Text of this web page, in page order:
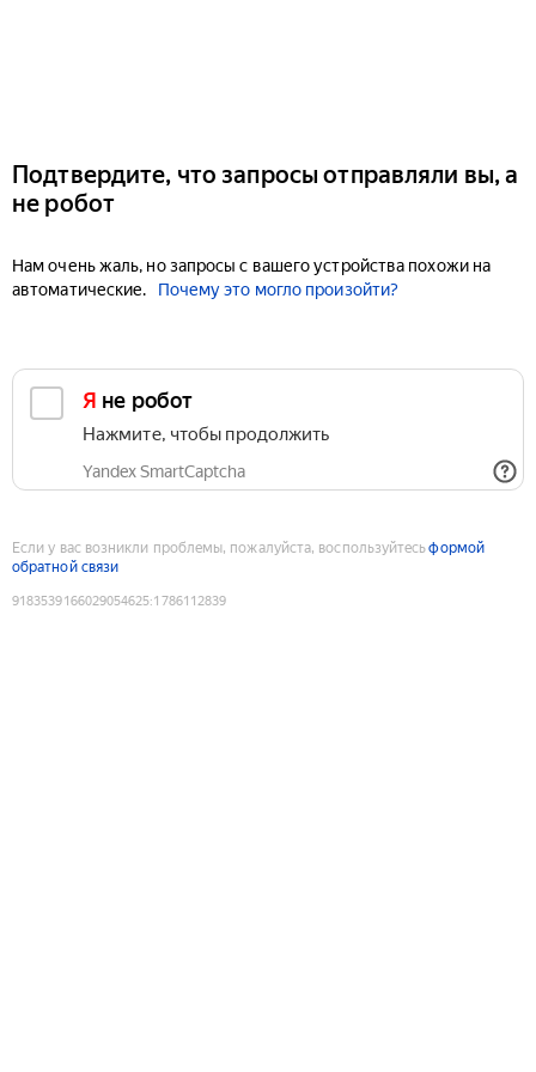
Подтвердите, что запросы отправляли вы, а
не робот
Нам очень жаль, но запросы с вашего устройства похожи на
автоматические.
Почему это могло произойти?
Я не робот
Нажмите, чтобы продолжить
Yandex SmartCaptcha
Если у вас возникли проблемы, пожалуйста, воспользуйтесьформой
обратной связи
9183539166029054625:1786112839